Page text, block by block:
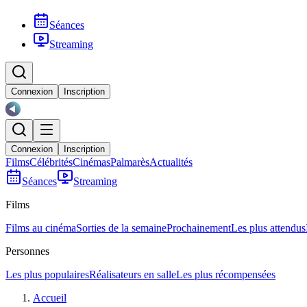
Séances
Streaming
Connexion Inscription
Connexion Inscription
FilmsCélébritésCinémasPalmarèsActualités
Séances
Streaming
Films
Films au cinémaSorties de la semaineProchainementLes plus attendus
Personnes
Les plus populairesRéalisateurs en salleLes plus récompensées
Accueil